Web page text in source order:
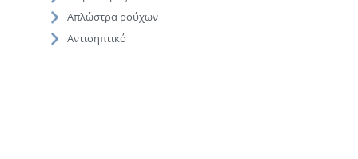
Απλώστρα ρούχων
Αντισηπτικό